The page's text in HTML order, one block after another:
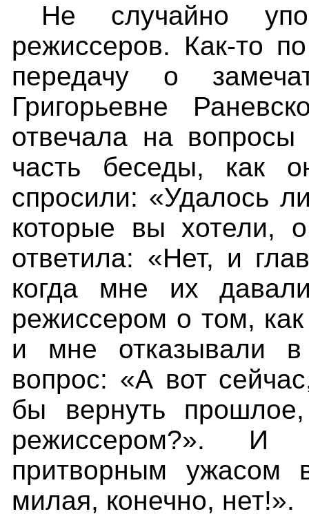
Не случайно
режиссеров. Как-то
передачу о
Григорьевне
отвечала на
часть беседы, как
спросили: «Удалось
которые вы хотели,
ответила: «Нет, и
когда мне их
режиссером о том,
и мне отказывали в
вопрос: «А вот
бы вернуть
режиссером?». И
притворным ужасом
милая, конечно, нет!».